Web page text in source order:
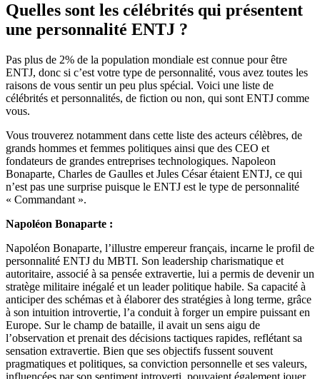
Quelles sont les célébrités qui présentent
une personnalité ENTJ ?
Pas plus de 2% de la population mondiale est connue pour être
ENTJ, donc si c’est votre type de personnalité, vous avez toutes les
raisons de vous sentir un peu plus spécial. Voici une liste de
célébrités et personnalités, de fiction ou non, qui sont ENTJ comme
vous.
Vous trouverez notamment dans cette liste des acteurs célèbres, de
grands hommes et femmes politiques ainsi que des CEO et
fondateurs de grandes entreprises technologiques. Napoleon
Bonaparte, Charles de Gaulles et Jules César étaient ENTJ, ce qui
n’est pas une surprise puisque le ENTJ est le type de personnalité
« Commandant ».
Napoléon Bonaparte :
Napoléon Bonaparte, l’illustre empereur français, incarne le profil de
personnalité ENTJ du MBTI. Son leadership charismatique et
autoritaire, associé à sa pensée extravertie, lui a permis de devenir un
stratège militaire inégalé et un leader politique habile. Sa capacité à
anticiper des schémas et à élaborer des stratégies à long terme, grâce
à son intuition introvertie, l’a conduit à forger un empire puissant en
Europe. Sur le champ de bataille, il avait un sens aigu de
l’observation et prenait des décisions tactiques rapides, reflétant sa
sensation extravertie. Bien que ses objectifs fussent souvent
pragmatiques et politiques, sa conviction personnelle et ses valeurs,
influencées par son sentiment introverti, pouvaient également jouer